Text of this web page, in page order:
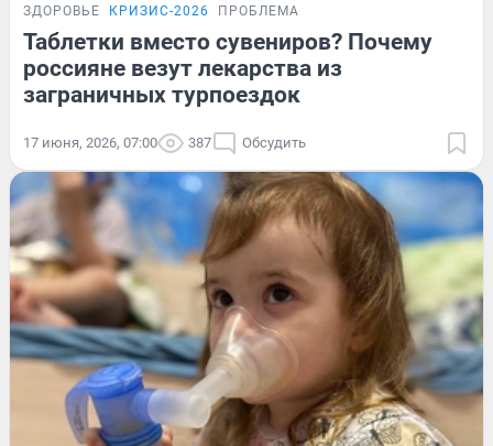
ЗДОРОВЬЕ КРИЗИС-2026 ПРОБЛЕМА
Таблетки вместо сувениров? Почему
россияне везут лекарства из
заграничных турпоездок
17 июня, 2026, 07:00 387 Обсудить